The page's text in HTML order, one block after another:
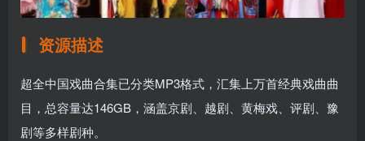
资源描述
超全中国戏曲合集已分类MP3格式，汇集上万首经典戏曲曲
目，总容量达146GB，涵盖京剧、越剧、黄梅戏、评剧、豫
剧等多样剧种。